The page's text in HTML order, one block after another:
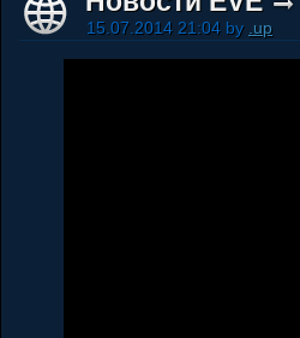
15.07.2014 21:04 by .up